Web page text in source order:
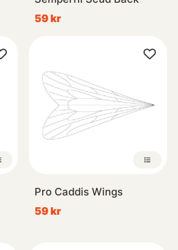
59 kr
Pro Caddis Wings
59 kr